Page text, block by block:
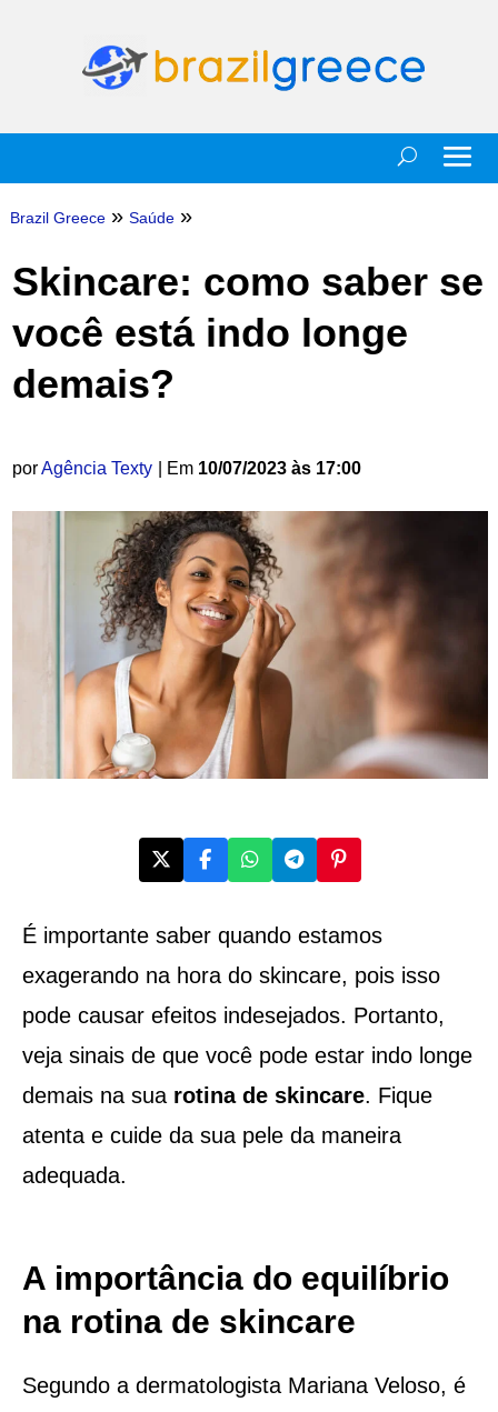
Brazil Greece » Saúde »
Skincare: como saber se
você está indo longe
demais?
porAgência Texty | Em 10/07/2023 às 17:00
É importante saber quando estamos
exagerando na hora do skincare, pois isso
pode causar efeitos indesejados. Portanto,
veja sinais de que você pode estar indo longe
demais na sua rotina de skincare. Fique
atenta e cuide da sua pele da maneira
adequada.
A importância do equilíbrio
na rotina de skincare
Segundo a dermatologista Mariana Veloso, é